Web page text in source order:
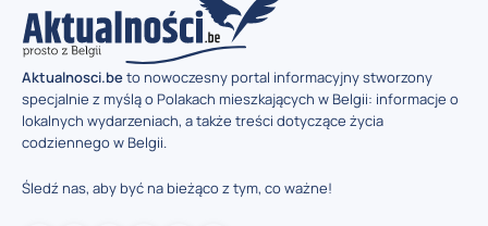
Aktualnosci.beto nowoczesny portal informacyjny stworzony
specjalnie z myślą o Polakach mieszkających w Belgii: informacje o
lokalnych wydarzeniach, a także treści dotyczące życia
codziennego w Belgii.
Śledź nas, aby być na bieżąco z tym, co ważne!